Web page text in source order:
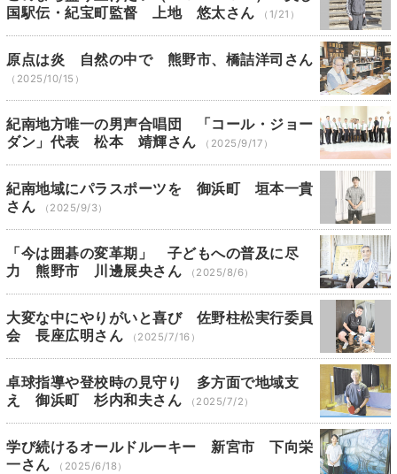
国駅伝・紀宝町監督 上地 悠太さん
（1/21）
原点は炎 自然の中で 熊野市、橋詰洋司さん
（2025/10/15）
紀南地方唯一の男声合唱団 「コール・ジョー
ダン」代表 松本 靖輝さん
（2025/9/17）
紀南地域にパラスポーツを 御浜町 垣本一貴
さん
（2025/9/3）
「今は囲碁の変革期」 子どもへの普及に尽
力 熊野市 川邊展央さん
（2025/8/6）
大変な中にやりがいと喜び 佐野柱松実行委員
会 長座広明さん
（2025/7/16）
卓球指導や登校時の見守り 多方面で地域支
え 御浜町 杉内和夫さん
（2025/7/2）
学び続けるオールドルーキー 新宮市 下向栄
一さん
（2025/6/18）